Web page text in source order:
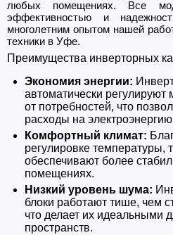
любых помещениях. Все
эффективностью и
многолетним опытом нашей
техники в Уфе.
Преимущества инверторных
Экономия энергии:
автоматически регулируют
от потребностей, что
расходы на
Комфортный климат:
регулировке температуры,
обеспечивают более
помещениях.
Низкий уровень шума:
блоки работают тише, чем
что делает их идеальными
пространств.